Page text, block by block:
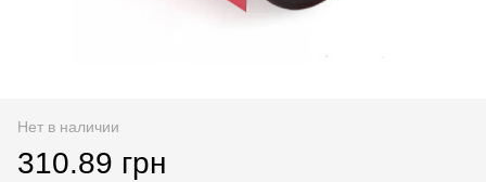
Нет в наличии
310.89 грн